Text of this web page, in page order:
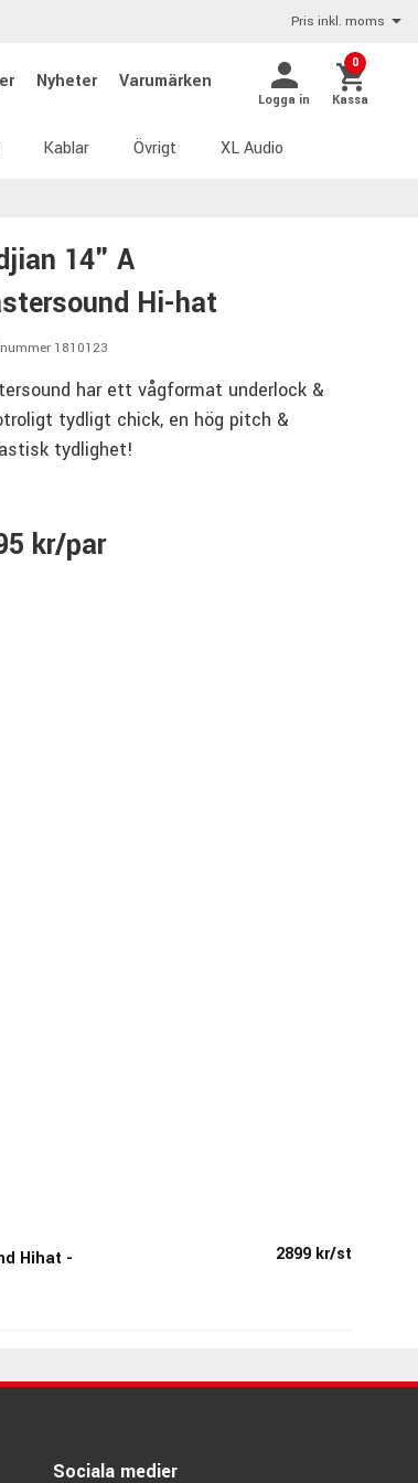
Pris inkl. moms
Nyheter Varumärken
Logga in
0
Kassa
Kablar Övrigt XL Audio
14" A
Hi-hat
1810123
har ett vågformat underlock &
tydligt chick, en hög pitch &
tydlighet!
kr/par
Hihat - 2899 kr/st
Sociala medier